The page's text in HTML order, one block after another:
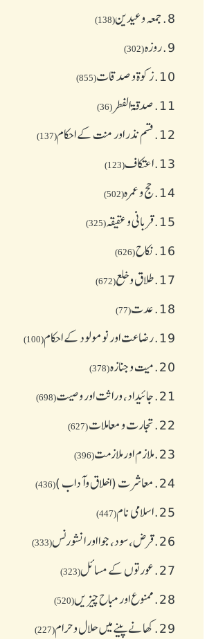
8. جمعہ وعیدین(138)
9. روزہ(302)
10. زکوة و صدقات(855)
11. صدقۃ الفطر (36)
12. قسم نذر اور منت کے احکام(137)
13. اعتکاف(123)
14. حج و عمرہ(502)
15. قربانی و عقیقہ(325)
16. نکاح(626)
17. طلاق و خلع(672)
18. عدت(77)
19. رضاعت اور نومولود کے احکام(100)
20. میت و جنازہ(378)
21. جائیداد، وراثت اور وصیت(698)
22. تجارت و معاملات(627)
23. ملازم اور ملازمت(396)
24. معاشرت (اخلاق وآداب )(436)
25. اسلامی نام(447)
26. قرض،سود، جوا اور انشورنس(333)
27. عورتوں کے مسائل(323)
28. ممنوع اور مباح چیز یں(520)
29. کھانے پینے میں حلال و حرام(227)